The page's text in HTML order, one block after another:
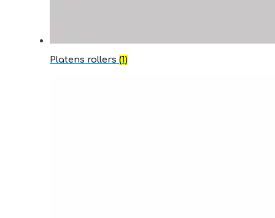
Platens rollers (1)